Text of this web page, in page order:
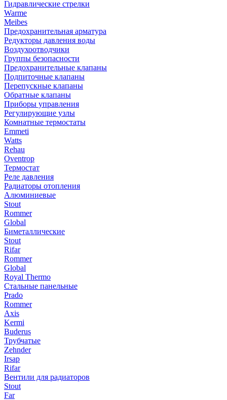
Гидравлические стрелки
Warme
Meibes
Предохранительная арматура
Редукторы давления воды
Воздухоотводчики
Группы безопасности
Предохранительные клапаны
Подпиточные клапаны
Перепускные клапаны
Обратные клапаны
Приборы управления
Регулирующие узлы
Комнатные термостаты
Emmeti
Watts
Rehau
Oventrop
Термостат
Реле давления
Радиаторы отопления
Алюминиевые
Stout
Rommer
Global
Биметаллические
Stout
Rifar
Rommer
Global
Royal Thermo
Стальные панельные
Prado
Rommer
Axis
Kermi
Buderus
Трубчатые
Zehnder
Irsap
Rifar
Вентили для радиаторов
Stout
Far